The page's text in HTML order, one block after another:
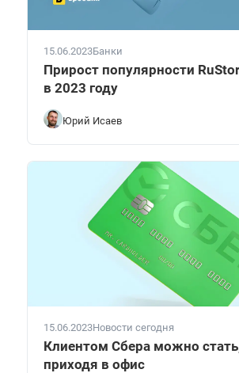
15.06.2023Банки
Прирост популярности
в 2023 году
Юрий Исаев
15.06.2023Новости сегодня
Клиентом Сбера можно
приходя в офис